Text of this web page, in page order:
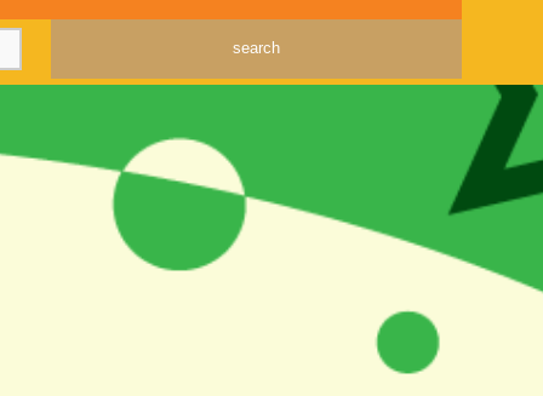
search